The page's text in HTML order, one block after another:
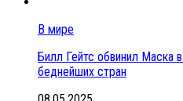
В мире
Билл Гейтс обвинил Маска
беднейших стран